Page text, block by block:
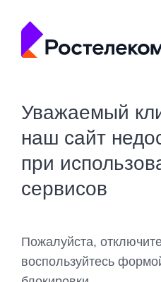
Уважаемый
наш сайт
при
сервисов
Пожалуйста,
воспользуйтесь